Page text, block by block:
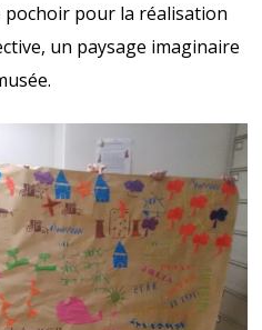
pochoir pour la réalisation
un paysage imaginaire